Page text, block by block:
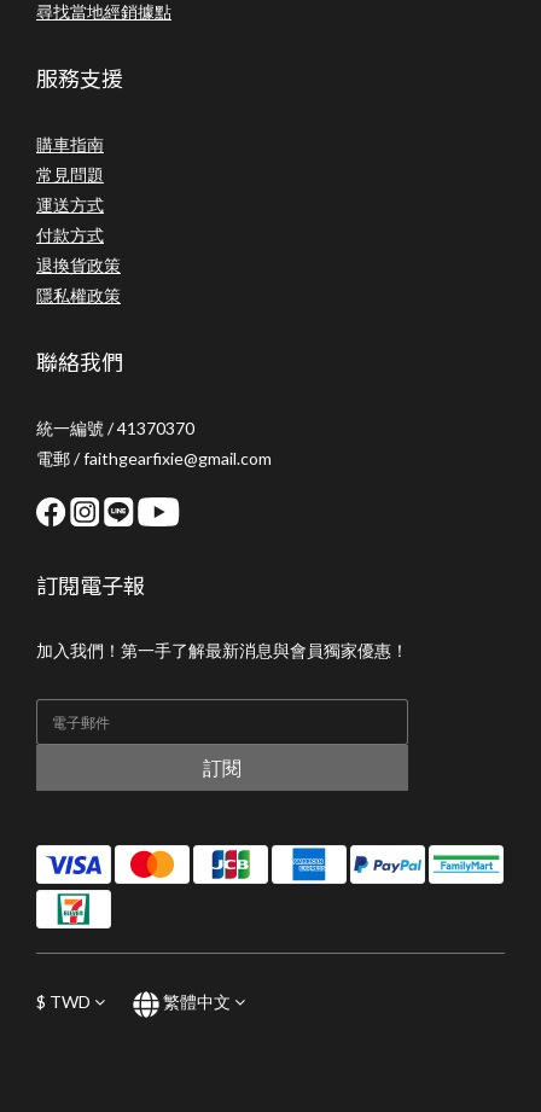
尋找當地經銷據點
服務支援
購車指南
常見問題
運送方式
付款方式
退換貨政策
隱私權政策
聯絡我們
統一編號 / 41370370
電郵 / faithgearfixie@gmail.com
訂閱電子報
加入我們！第一手了解最新消息與會員獨家優惠！
訂閱
$ TWD 繁體中文